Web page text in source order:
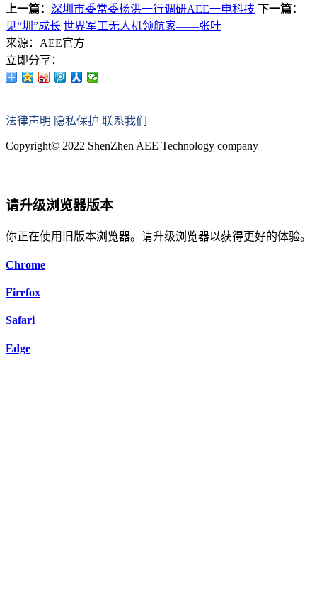
上一篇： 深圳市委常委杨洪一行调研AEE一电科技 下一篇：
见“圳”成长|世界军工无人机领航家——张叶
来源：AEE官方
立即分享：
法律声明 隐私保护 联系我们
Copyright© 2022 ShenZhen AEE Technology company
请升级浏览器版本
你正在使用旧版本浏览器。请升级浏览器以获得更好的体验。
Chrome
Firefox
Safari
Edge